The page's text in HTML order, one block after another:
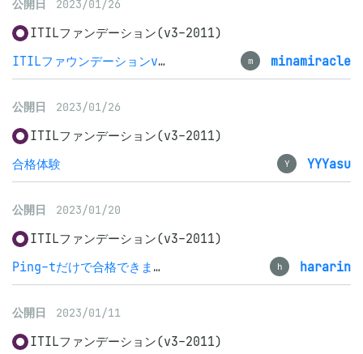
公開日 2023/01/26
ITILファンデーション(v3-2011)
ITILファウンデーションv3 2011 合格できました
m minamiracle
公開日 2023/01/26
ITILファンデーション(v3-2011)
合格体験
Y YYYasu
公開日 2023/01/20
ITILファンデーション(v3-2011)
Ping-tだけで合格できました
h hararin
公開日 2023/01/11
ITILファンデーション(v3-2011)